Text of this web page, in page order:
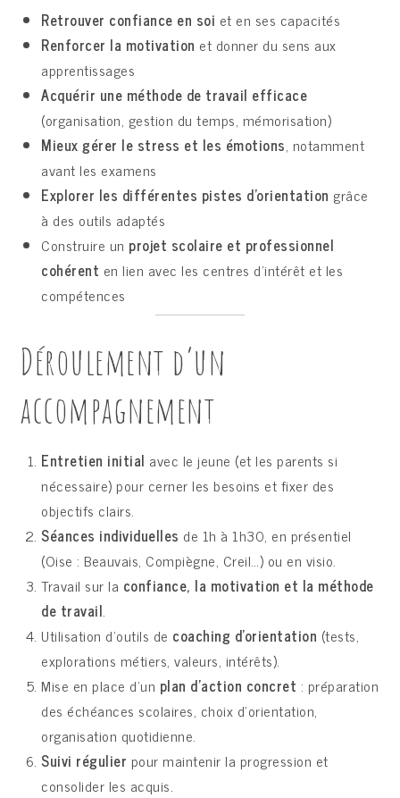
Retrouver confiance en soi et en ses capacités
Renforcer la motivation et donner du sens aux
apprentissages
Acquérir une méthode de travail efficace
(organisation, gestion du temps, mémorisation)
Mieux gérer le stress et les émotions, notamment
avant les examens
Explorer les différentes pistes d’orientation grâce
à des outils adaptés
Construire un projet scolaire et professionnel
cohérent en lien avec les centres d’intérêt et les
compétences
Déroulement d’un
accompagnement
Entretien initial avec le jeune (et les parents si
nécessaire) pour cerner les besoins et fixer des
objectifs clairs.
Séances individuelles de 1h à 1h30, en présentiel
(Oise : Beauvais, Compiègne, Creil…) ou en visio.
Travail sur la confiance, la motivation et la méthode
de travail.
Utilisation d’outils de coaching d’orientation (tests,
explorations métiers, valeurs, intérêts).
Mise en place d’un plan d’action concret : préparation
des échéances scolaires, choix d’orientation,
organisation quotidienne.
Suivi régulier pour maintenir la progression et
consolider les acquis.